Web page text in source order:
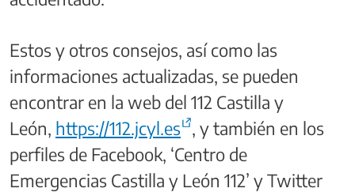
Estos y otros consejos, así como las
informaciones actualizadas, se pueden
encontrar en la web del 112 Castilla y
León, https://112.jcyl.es , y también en los
perfiles de Facebook, ‘Centro de
Emergencias Castilla y León 112’ y Twitter